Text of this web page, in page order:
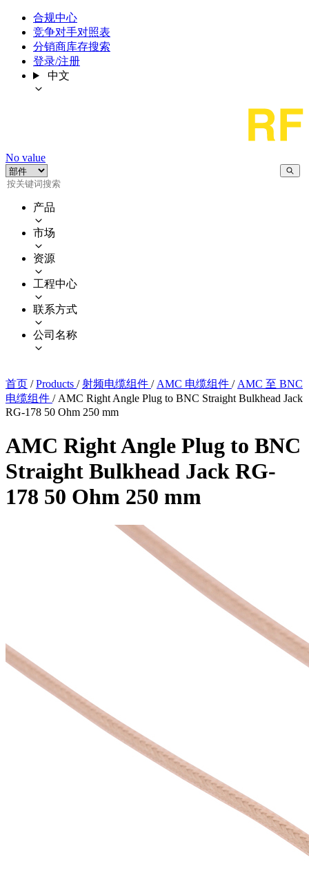
合规中心
竞争对手对照表
分销商库存搜索
登录/注册
中文
No value
产品
市场
资源
工程中心
联系方式
公司名称
首页 / Products / 射频电缆组件 / AMC 电缆组件 / AMC 至 BNC
电缆组件 / AMC Right Angle Plug to BNC Straight Bulkhead Jack
RG-178 50 Ohm 250 mm
AMC Right Angle Plug to BNC
Straight Bulkhead Jack RG-
178 50 Ohm 250 mm